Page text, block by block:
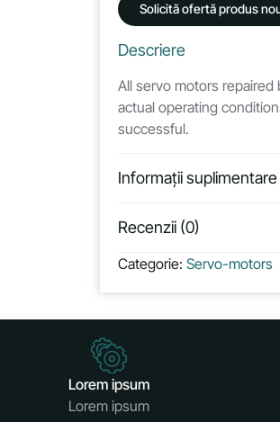
Solicită ofertă produs
Descriere
All servo motors
actual operating
successful.
Informații suplimentare
Recenzii (0)
Categorie: Servo-motors
Lorem ipsum
Lorem ipsum